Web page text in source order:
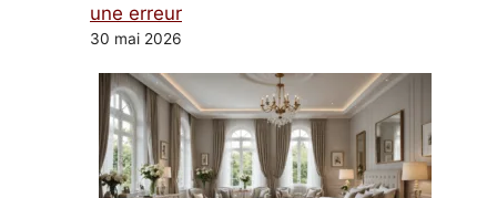
une erreur
30 mai 2026